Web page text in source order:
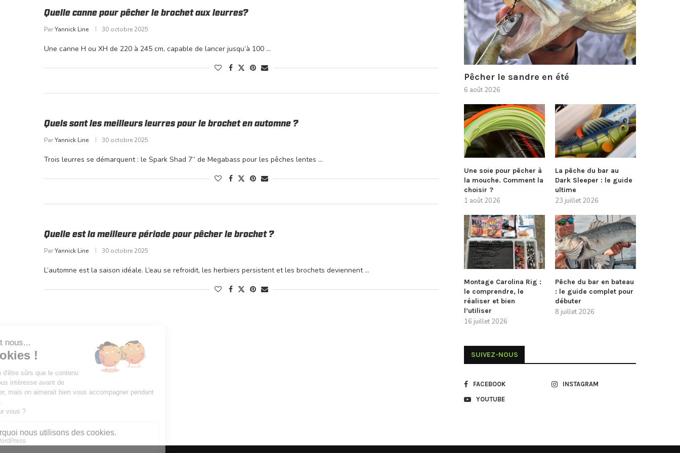
Quelle canne pour pêcher le brochet aux leurres?
ParYannick Line 30 octobre 2025
Une canne H ou XH de 220 à 245 cm, capable de lancer jusqu’à 100 …
Quels sont les meilleurs leurres pour le brochet en automne ?
ParYannick Line 30 octobre 2025
Trois leurres se démarquent : le Spark Shad 7’’ de Megabass pour les pêches lentes …
Quelle est la meilleure période pour pêcher le brochet ?
ParYannick Line 30 octobre 2025
L’automne est la saison idéale. L’eau se refroidit, les herbiers persistent et les brochets deviennent …
Pêcher le sandre en été
6 août 2026
Une soie pour pêcher à
la mouche. Comment la
choisir ?
1 août 2026
La pêche du bar au
Dark Sleeper : le guide
ultime
23 juillet 2026
Montage Carolina Rig :
le comprendre, le
réaliser et bien
l’utiliser
16 juillet 2026
Pêche du bar en bateau
: le guide complet pour
débuter
8 juillet 2026
SUIVEZ-NOUS
FACEBOOK
INSTAGRAM
YOUTUBE